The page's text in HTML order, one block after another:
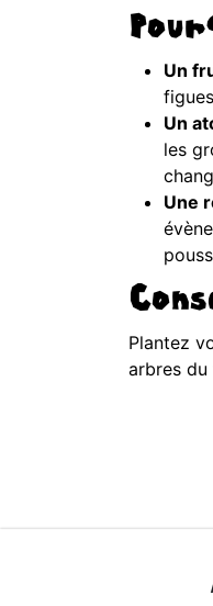
Un
Un
les
Une
Plantez
arbres